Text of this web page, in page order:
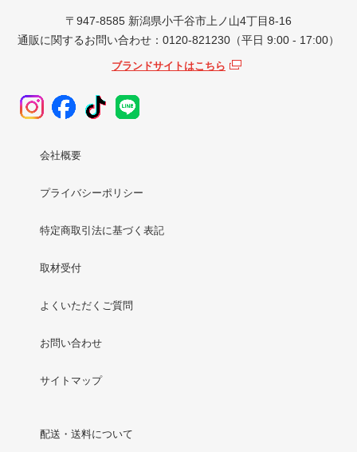
〒947-8585 新潟県小千谷市上ノ山4丁目8-16
通販に関するお問い合わせ：0120-821230（平日 9:00 - 17:00）
ブランドサイトはこちら
会社概要
プライバシーポリシー
特定商取引法に基づく表記
取材受付
よくいただくご質問
お問い合わせ
サイトマップ
配送・送料について